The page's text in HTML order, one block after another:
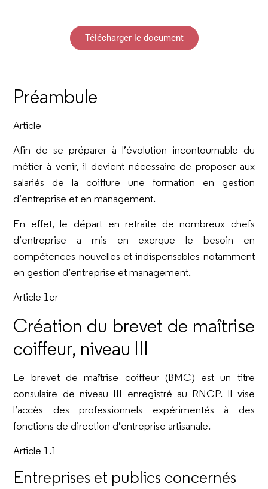
Télécharger le document
Préambule
Article
Afin de se préparer à l’évolution incontournable du
métier à venir, il devient nécessaire de proposer aux
salariés de la coiffure une formation en gestion
d’entreprise et en management.
En effet, le départ en retraite de nombreux chefs
d’entreprise a mis en exergue le besoin en
compétences nouvelles et indispensables notamment
en gestion d’entreprise et management.
Article 1er
Création du brevet de maîtrise
coiffeur, niveau III
Le brevet de maîtrise coiffeur (BMC) est un titre
consulaire de niveau III enregistré au RNCP. Il vise
l’accès des professionnels expérimentés à des
fonctions de direction d’entreprise artisanale.
Article 1.1
Entreprises et publics concernés